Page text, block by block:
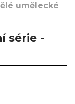
umělecké
série -